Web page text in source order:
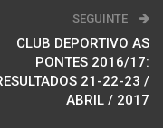
SEGUINTE
CLUB DEPORTIVO AS
PONTES 2016/17:
21-22-23 /
ABRIL / 2017